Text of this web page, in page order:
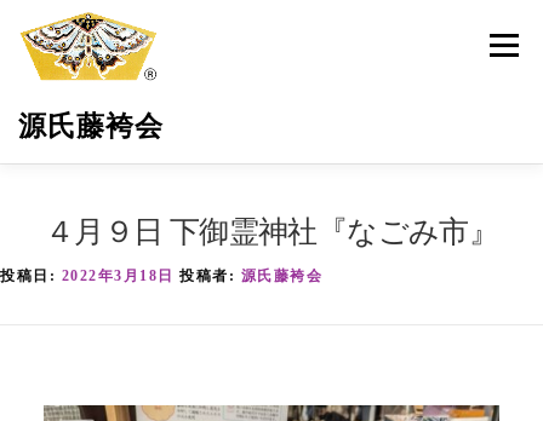
プ
源氏藤袴会
メニュ
４月９日 下御霊神社『なごみ市』
投稿日: 2022年3月18日 投稿者: 源氏藤袴会